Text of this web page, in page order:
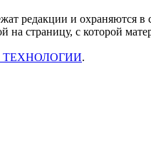
редакции и охраняются
на страницу, с которой
.